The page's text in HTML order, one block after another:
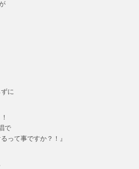
に
で
って事ですか？！』